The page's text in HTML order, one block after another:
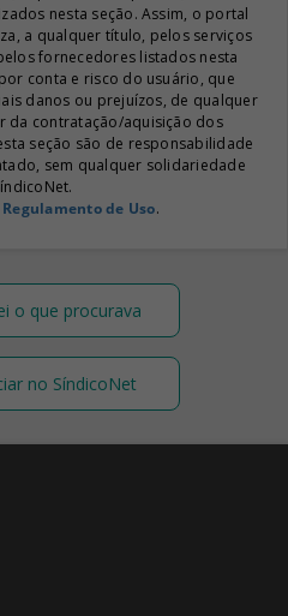
nesta seção. Assim, o portal
a qualquer título, pelos serviços
fornecedores listados nesta
conta e risco do usuário, que
danos ou prejuízos, de qualquer
da contratação/aquisição dos
seção são de responsabilidade
sem qualquer solidariedade
Regulamento de Uso.
o que procurava
no SíndicoNet